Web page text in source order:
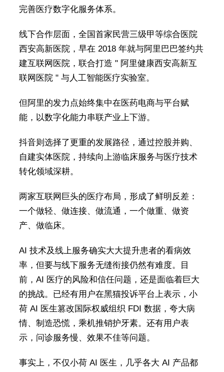
完善医疗数字化服务体系。
线下合作层面，全国首家民营三级甲等综合医院
西安高新医院，早在 2018 年就与阿里巴巴签约共
建互联网医院，联合打造 " 阿里健康西安高新互
联网医院 " 与人工智能医疗实验室。
但阿里的发力点始终集中在医药电商与平台赋
能，以数字化能力串联产业上下游。
抖音则选择了更重的发展路径，通过控股并购、
自建实体医院，持续向上游临床服务与医疗技术
转化领域深耕。
两家互联网巨头的医疗布局，形成了鲜明反差：
一个做轻、做连接、做流通，一个做重、做资
产、做临床。
AI 技术及线上服务确实大大提升患者的看病效
率，但要与线下服务无缝衔接仍然有难度。目
前，AI 医疗的风险和信任问题，还是面临着巨大
的挑战。已经有用户在黑猫投诉平台上表示，小
荷 AI 医生篡改国际权威组织 FDI 数据，夸大病
情、制造恐慌，乘机推销护牙素。还有用户表
示，问诊服务慢、效果不佳等问题。
事实上，不仅小荷 AI 医生，几乎各大 AI 产品都